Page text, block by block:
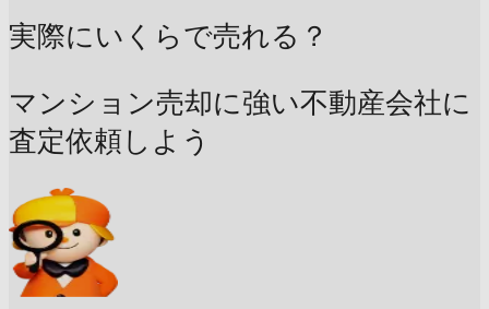
実際にいくらで売れる？
マンション売却に強い不動産会社に
査定依頼しよう